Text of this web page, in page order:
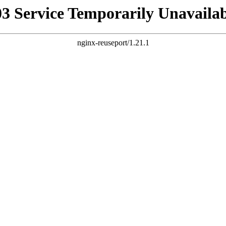
Service Temporarily
nginx-reuseport/1.21.1